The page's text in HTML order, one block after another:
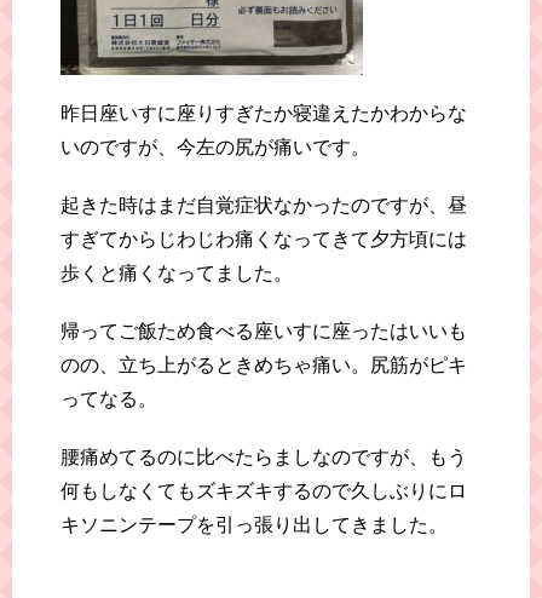
昨日座いすに座りすぎたか寝違えたかわからな
いのですが、今左の尻が痛いです。
起きた時はまだ自覚症状なかったのですが、昼
すぎてからじわじわ痛くなってきて夕方頃には
歩くと痛くなってました。
帰ってご飯ため食べる座いすに座ったはいいも
のの、立ち上がるときめちゃ痛い。尻筋がピキ
ってなる。
腰痛めてるのに比べたらましなのですが、もう
何もしなくてもズキズキするので久しぶりにロ
キソニンテープを引っ張り出してきました。